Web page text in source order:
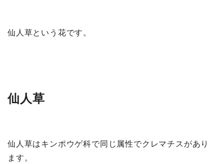
仙人草という花です。
仙人草
仙人草はキンポウゲ科で同じ属性でクレマチスがあり
ます。